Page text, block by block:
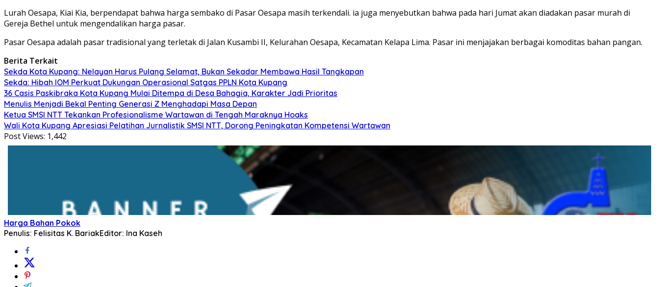
Lurah Oesapa, Kiai Kia, berpendapat bahwa harga sembako di Pasar Oesapa masih terkendali. ia juga menyebutkan bahwa pada hari Jumat akan diadakan pasar murah di
Gereja Bethel untuk mengendalikan harga pasar.
Pasar Oesapa adalah pasar tradisional yang terletak di Jalan Kusambi II, Kelurahan Oesapa, Kecamatan Kelapa Lima. Pasar ini menjajakan berbagai komoditas bahan pangan.
Berita Terkait
Sekda Kota Kupang: Nelayan Harus Pulang Selamat, Bukan Sekadar Membawa Hasil Tangkapan
Sekda: Hibah IOM Perkuat Dukungan Operasional Satgas PPLN Kota Kupang
36 Casis Paskibraka Kota Kupang Mulai Ditempa di Desa Bahagia, Karakter Jadi Prioritas
Menulis Menjadi Bekal Penting Generasi Z Menghadapi Masa Depan
Ketua SMSI NTT Tekankan Profesionalisme Wartawan di Tengah Maraknya Hoaks
Wali Kota Kupang Apresiasi Pelatihan Jurnalistik SMSI NTT, Dorong Peningkatan Kompetensi Wartawan
Post Views: 1,442
Harga Bahan Pokok
Penulis: Felisitas K. BariakEditor: Ina Kaseh